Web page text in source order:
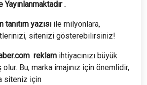
.
yazısı ile milyonlara,
sitenizi gösterebilirsiniz!
reklam ihtiyacınızı büyük
olur. Bu, marka imajınız için önemlidir,
siteniz için